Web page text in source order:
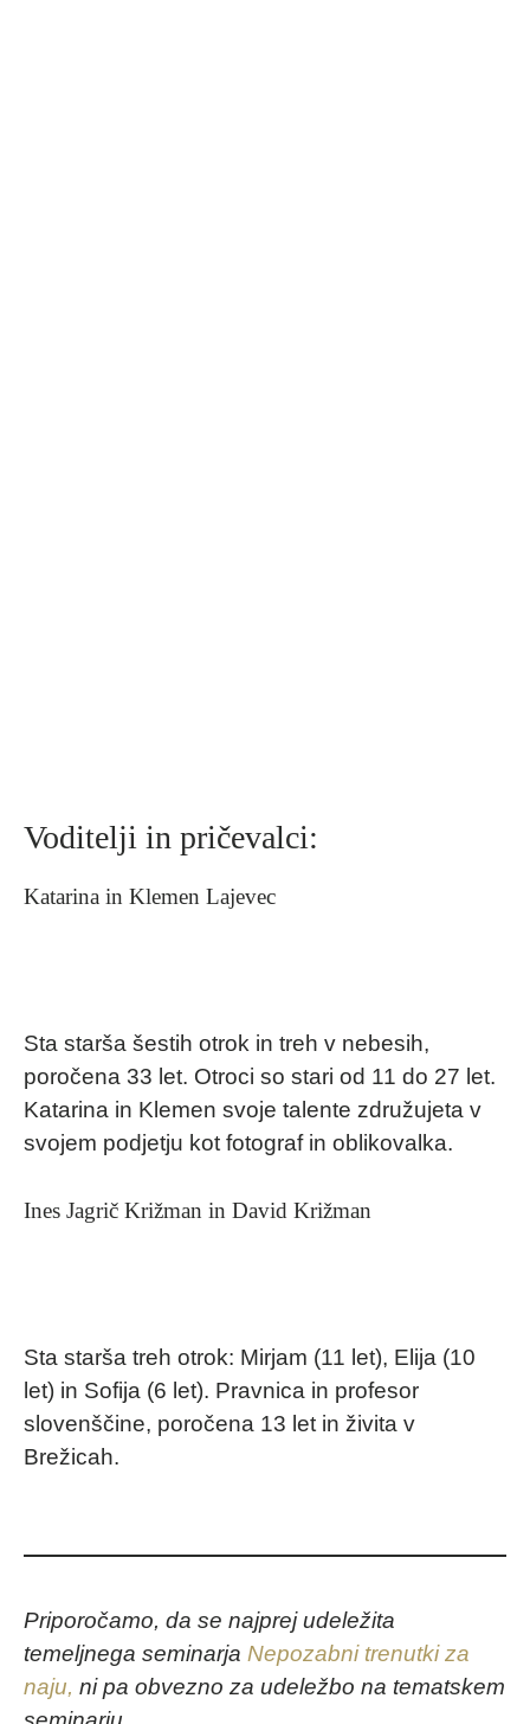
Voditelji in pričevalci:
Katarina in Klemen Lajevec
Sta starša šestih otrok in treh v nebesih,
poročena 33 let. Otroci so stari od 11 do 27 let.
Katarina in Klemen svoje talente združujeta v
svojem podjetju kot fotograf in oblikovalka.
Ines Jagrič Križman in David Križman
Sta starša treh otrok: Mirjam (11 let), Elija (10
let) in Sofija (6 let). Pravnica in profesor
slovenščine, poročena 13 let in živita v
Brežicah.
Priporočamo, da se najprej udeležita
temeljnega seminarja Nepozabni trenutki za
naju, ni pa obvezno za udeležbo na tematskem